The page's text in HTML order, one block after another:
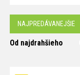
NAJPREDÁVANEJŠIE
Od najdrahšieho